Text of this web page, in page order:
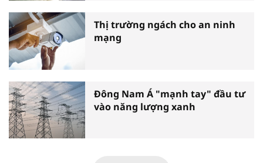
Thị trường ngách cho an ninh
mạng
Đông Nam Á "mạnh tay" đầu tư
vào năng lượng xanh